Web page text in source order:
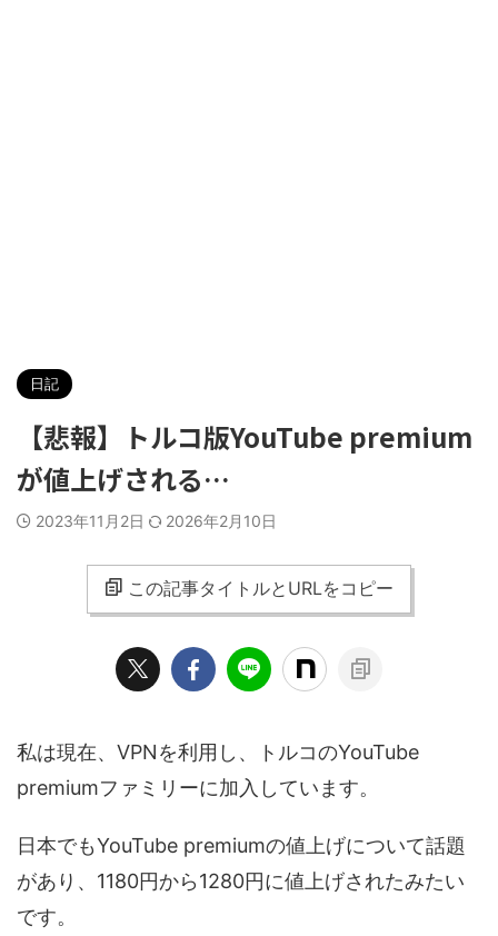
日記
【悲報】トルコ版YouTube premium
が値上げされる…
2023年11月2日 2026年2月10日
この記事タイトルとURLをコピー
私は現在、VPNを利用し、トルコのYouTube
premiumファミリーに加入しています。
日本でもYouTube premiumの値上げについて話題
があり、1180円から1280円に値上げされたみたい
です。